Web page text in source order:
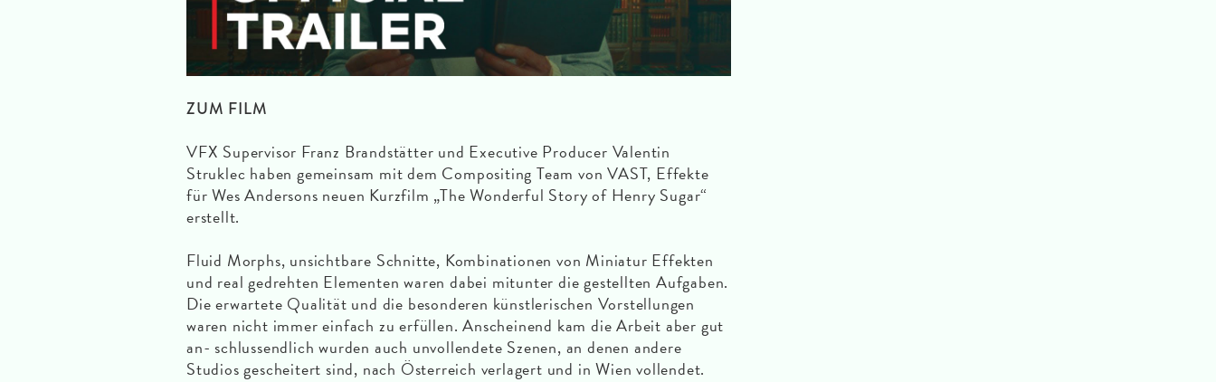
ZUM FILM
VFX Supervisor Franz Brandstätter und Executive Producer Valentin
Struklec haben gemeinsam mit dem Compositing Team von VAST, Effekte
für Wes Andersons neuen Kurzfilm „The Wonderful Story of Henry Sugar“
erstellt.
Fluid Morphs, unsichtbare Schnitte, Kombinationen von Miniatur Effekten
und real gedrehten Elementen waren dabei mitunter die gestellten Aufgaben.
Die erwartete Qualität und die besonderen künstlerischen Vorstellungen
waren nicht immer einfach zu erfüllen. Anscheinend kam die Arbeit aber gut
an- schlussendlich wurden auch unvollendete Szenen, an denen andere
Studios gescheitert sind, nach Österreich verlagert und in Wien vollendet.